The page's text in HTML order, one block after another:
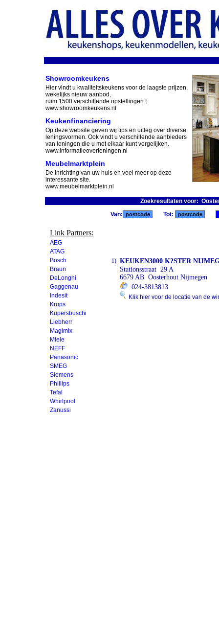
Showroomkeukens
Hier vindt u kwaliteitskeukens voor de laagste prijzen,
wekelijks nieuw aanbod,
ruim 1500 verschillende opstellingen !
www.showroomkeukens.nl
Keukenfinanciering
Op deze website geven wij tips en uitleg over diverse
leningsvormen. Ook vindt u verschillende aanbieders
van leningen die u met elkaar kunt vergelijken.
www.informatieoverleningen.nl
Meubelmarktplein
De inrichting van uw huis en veel meer op deze
interessante site.
www.meubelmarktplein.nl
Zoekresultaten voor:
Link Partners:
AEG
ATAG
Bosch
Braun
DeLonghi
Gaggenau
Indesit
Krups
Kupersbuschi
Liebherr
Magimix
Miele
NEFF
Panasonic
SMEG
Siemens
Phillips
Tefal
Whirlpool
Zanussi
Van: Tot:
1) KEUKEN3000 K?STER
Stationsstraat 29 A
6679 AB Oosterhout Nijmegen
024-3813813
Klik hier voor de locatie van de